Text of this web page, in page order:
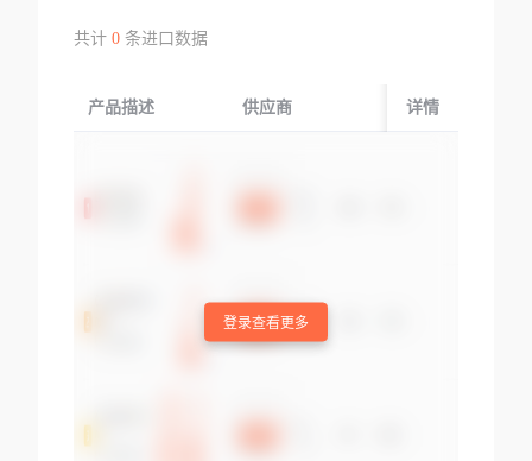
共计 0条进口数据
产品描述 供应商 起运国/地区
详情
登录查看更多